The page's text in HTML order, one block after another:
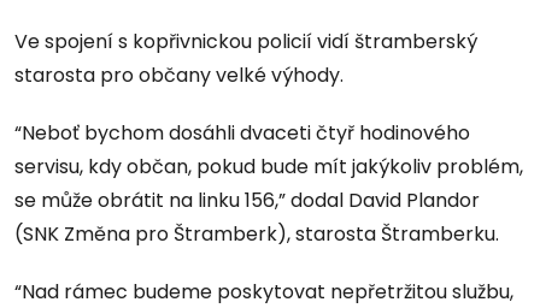
Ve spojení s kopřivnickou policií vidí štramberský
starosta pro občany velké výhody.
“Neboť bychom dosáhli dvaceti čtyř hodinového
servisu, kdy občan, pokud bude mít jakýkoliv problém,
se může obrátit na linku 156,” dodal David Plandor
(SNK Změna pro Štramberk), starosta Štramberku.
“Nad rámec budeme poskytovat nepřetržitou službu,